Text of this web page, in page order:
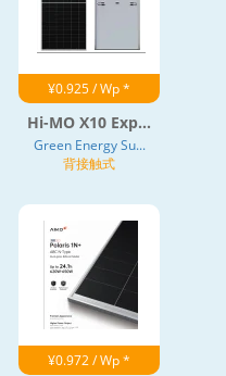
¥0.925 / Wp *
Hi-MO X10 Exp...
Green Energy Su...
背接触式
¥0.972 / Wp *